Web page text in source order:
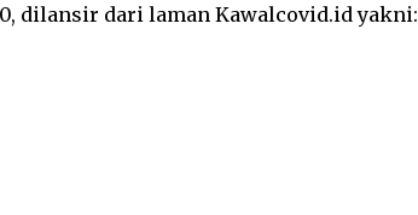
dilansir dari laman Kawalcovid.id yakni: